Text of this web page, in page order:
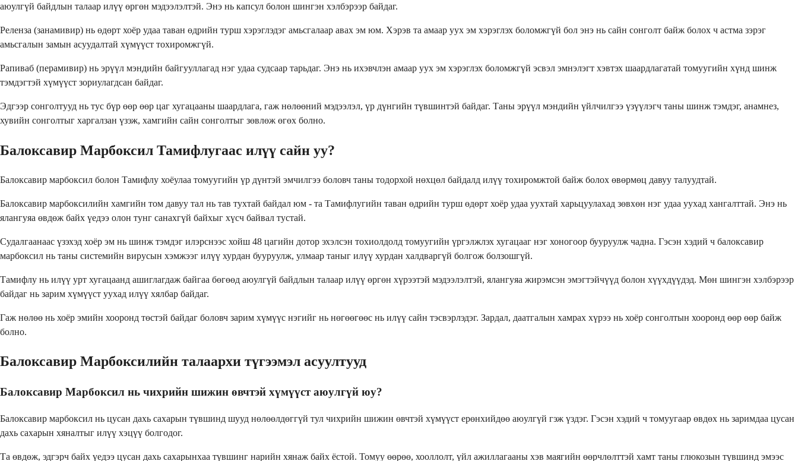
аюулгүй байдлын талаар илүү өргөн мэдээлэлтэй. Энэ нь капсул болон шингэн хэлбэрээр байдаг.
Реленза (занамивир) нь өдөрт хоёр удаа таван өдрийн турш хэрэглэдэг амьсгалаар авах эм юм. Хэрэв та амаар уух эм хэрэглэх боломжгүй бол энэ нь сайн сонголт байж болох ч астма зэрэг
амьсгалын замын асуудалтай хүмүүст тохиромжгүй.
Рапиваб (перамивир) нь эрүүл мэндийн байгууллагад нэг удаа судсаар тарьдаг. Энэ нь ихэвчлэн амаар уух эм хэрэглэх боломжгүй эсвэл эмнэлэгт хэвтэх шаардлагатай томуугийн хүнд шинж
тэмдэгтэй хүмүүст зориулагдсан байдаг.
Эдгээр сонголтууд нь тус бүр өөр өөр цаг хугацааны шаардлага, гаж нөлөөний мэдээлэл, үр дүнгийн түвшинтэй байдаг. Таны эрүүл мэндийн үйлчилгээ үзүүлэгч таны шинж тэмдэг, анамнез,
хувийн сонголтыг харгалзан үзэж, хамгийн сайн сонголтыг зөвлөж өгөх болно.
Балоксавир Марбоксил Тамифлугаас илүү сайн уу?
Балоксавир марбоксил болон Тамифлу хоёулаа томуугийн үр дүнтэй эмчилгээ боловч таны тодорхой нөхцөл байдалд илүү тохиромжтой байж болох өвөрмөц давуу талуудтай.
Балоксавир марбоксилийн хамгийн том давуу тал нь тав тухтай байдал юм - та Тамифлугийн таван өдрийн турш өдөрт хоёр удаа уухтай харьцуулахад зөвхөн нэг удаа уухад хангалттай. Энэ нь
ялангуяа өвдөж байх үедээ олон тунг санахгүй байхыг хүсч байвал тустай.
Судалгаанаас үзэхэд хоёр эм нь шинж тэмдэг илэрснээс хойш 48 цагийн дотор эхэлсэн тохиолдолд томуугийн үргэлжлэх хугацааг нэг хоногоор бууруулж чадна. Гэсэн хэдий ч балоксавир
марбоксил нь таны системийн вирусын хэмжээг илүү хурдан бууруулж, улмаар таныг илүү хурдан халдваргүй болгож болзошгүй.
Тамифлу нь илүү урт хугацаанд ашиглагдаж байгаа бөгөөд аюулгүй байдлын талаар илүү өргөн хүрээтэй мэдээлэлтэй, ялангуяа жирэмсэн эмэгтэйчүүд болон хүүхдүүдэд. Мөн шингэн хэлбэрээр
байдаг нь зарим хүмүүст уухад илүү хялбар байдаг.
Гаж нөлөө нь хоёр эмийн хооронд төстэй байдаг боловч зарим хүмүүс нэгийг нь нөгөөгөөс нь илүү сайн тэсвэрлэдэг. Зардал, даатгалын хамрах хүрээ нь хоёр сонголтын хооронд өөр өөр байж
болно.
Балоксавир Марбоксилийн талаархи түгээмэл асуултууд
Балоксавир Марбоксил нь чихрийн шижин өвчтэй хүмүүст аюулгүй юу?
Балоксавир марбоксил нь цусан дахь сахарын түвшинд шууд нөлөөлдөггүй тул чихрийн шижин өвчтэй хүмүүст ерөнхийдөө аюулгүй гэж үздэг. Гэсэн хэдий ч томуугаар өвдөх нь заримдаа цусан
дахь сахарын хяналтыг илүү хэцүү болгодог.
Та өвдөж, эдгэрч байх үедээ цусан дахь сахарынхаа түвшинг нарийн хянаж байх ёстой. Томуу өөрөө, хооллолт, үйл ажиллагааны хэв маягийн өөрчлөлттэй хамт таны глюкозын түвшинд эмээс